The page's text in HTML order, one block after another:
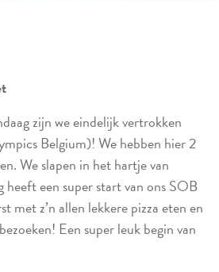
zijn we eindelijk vertrokken
Belgium)! We hebben hier 2
We slapen in het hartje van
heeft een super start van ons SOB
met z’n allen lekkere pizza eten en
Een super leuk begin van